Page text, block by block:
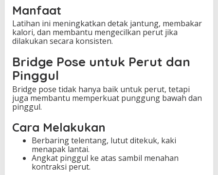
Manfaat
Latihan ini meningkatkan detak jantung, membakar
kalori, dan membantu mengecilkan perut jika
dilakukan secara konsisten.
Bridge Pose untuk Perut dan
Pinggul
Bridge pose tidak hanya baik untuk perut, tetapi
juga membantu memperkuat punggung bawah dan
pinggul.
Cara Melakukan
Berbaring telentang, lutut ditekuk, kaki
menapak lantai.
Angkat pinggul ke atas sambil menahan
kontraksi perut.